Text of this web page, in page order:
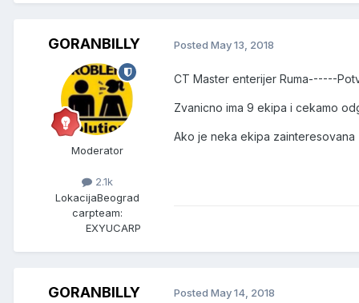
GORANBILLY
Moderator
2.1k
LokacijaBeograd
carpteam:
EXYUCARP
Posted May 13, 2018
CT Master enterijer Ruma------
Zvanicno ima 9 ekipa i cekamo
Ako je neka ekipa
GORANBILLY Posted May 14, 2018